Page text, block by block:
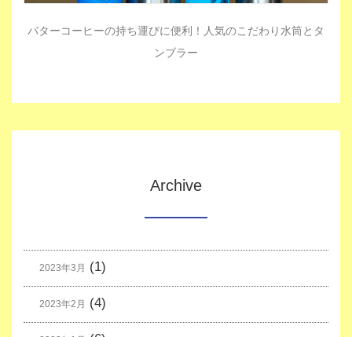
バターコーヒーの持ち運びに便利！人気のこだわり水筒とタ
ンブラー
Archive
2023年3月 (1)
2023年2月 (4)